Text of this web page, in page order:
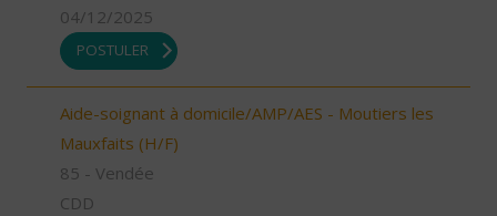
04/12/2025
POSTULER
Aide-soignant à domicile/AMP/AES - Moutiers les
Mauxfaits (H/F)
85 - Vendée
CDD